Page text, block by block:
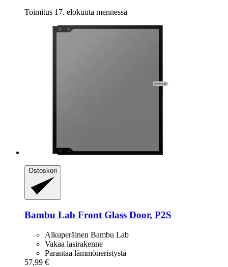
Toimitus 17. elokuuta mennessä
Ostoskori
Bambu Lab Front Glass Door, P2S
Alkuperäinen Bambu Lab
Vakaa lasirakenne
Parantaa lämmöneristystä
57,99 €